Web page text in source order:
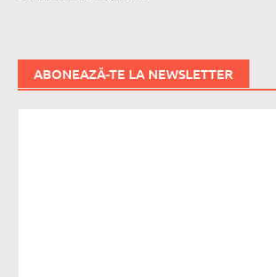
ABONEAZĂ-TE LA NEWSLETTER